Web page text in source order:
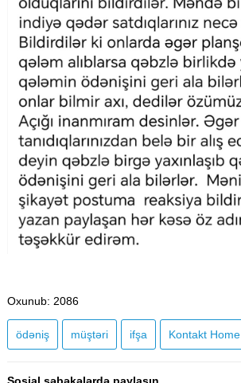
Oxunub: 2086
ödəniş müştəri ifşa Kontakt Home
Sosial şəbəkələrdə paylaşın